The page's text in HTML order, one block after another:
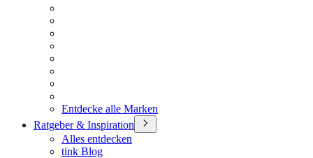
Entdecke alle Marken
Ratgeber & Inspiration
Alles entdecken
tink Blog